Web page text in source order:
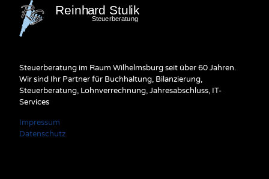
Steuerberatung im Raum Wilhelmsburg seit über 60 Jahren.
Wir sind Ihr Partner für Buchhaltung, Bilanzierung,
Steuerberatung, Lohnverrechnung, Jahresabschluss, IT-
Services
Impressum
Datenschutz